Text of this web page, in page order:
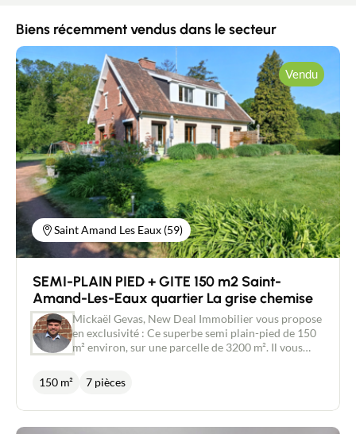
Biens récemment vendus dans le secteur
Saint Amand Les Eaux (59)
Vendu
SEMI-PLAIN PIED + GITE 150 m2 Saint-
Amand-Les-Eaux quartier La grise chemise
Mickaël Gevas, New Deal Immobilier vous propose
en exclusivité : Ce superbe semi plain-pied de 150
m² environ, sur une parcelle de 3200 m². Il vous
très bien entretenu, vous pouvez poser
directement vos meubles. Il est à la fois proche de
150 m² 7 pièces